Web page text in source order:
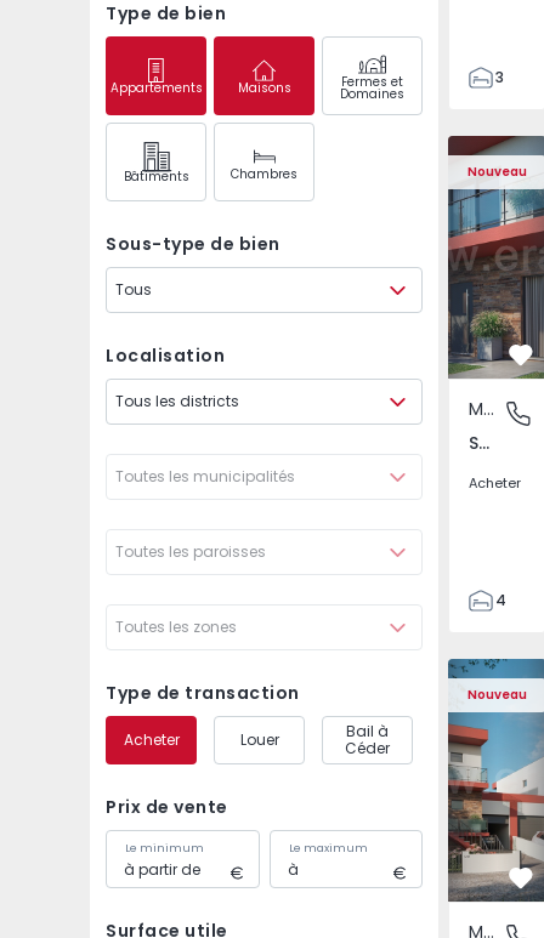
Type de bien
Appartements Maisons Fermes et
Domaines
Bâtiments Chambres
Sous-type de bien
Tous
Localisation
Tous les districts
Toutes les municipalités
Toutes les paroisses
Toutes les zones
Type de transaction
Acheter Louer
Bail à
Céder
Prix de vente
Le minimum Le maximum
Surface utile
3
105
122
1
-1
Nouveau
São
Maison Jumelée
São João das Lampas e Terrugem, Lisboa
Acheter
4
135
193
240
Nouveau
Maison Jumelée T4
Maison
Maison Jumelée